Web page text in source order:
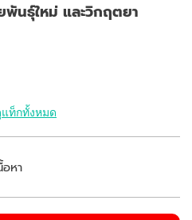
พันธุ์ใหม่ และวิกฤตยา
ท็กทั้งหมด
หา